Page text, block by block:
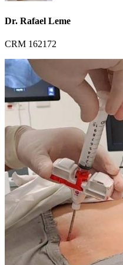
Dr. Rafael Leme
CRM 162172